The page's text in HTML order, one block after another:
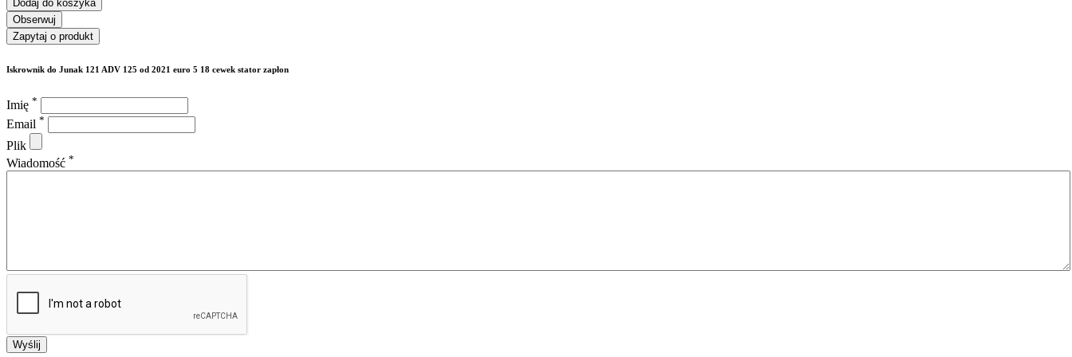
Dodaj do koszyka
Obserwuj
Zapytaj o produkt
Iskrownik do Junak 121 ADV 125 od 2021 euro 5 18 cewek stator zapłon
Imię *
Email *
Plik
Wiadomość *